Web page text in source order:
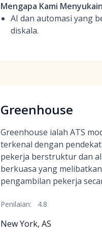
Mengapa Kami
AI dan automasi yang
diskala.
Greenhouse
Greenhouse ialah ATS
terkenal dengan
pekerja berstruktur dan
berkuasa yang
pengambilan pekerja
Penilaian: 4.8
New York, AS